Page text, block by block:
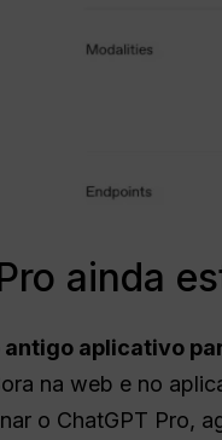
ainda
antigo aplicativo
na web e no
o ChatGPT Pro,